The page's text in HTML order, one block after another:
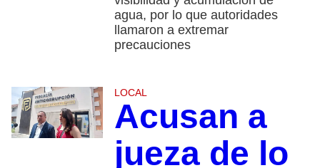
agua, por lo que autoridades
llamaron a extremar
precauciones
LOCAL
Acusan a
jueza de lo